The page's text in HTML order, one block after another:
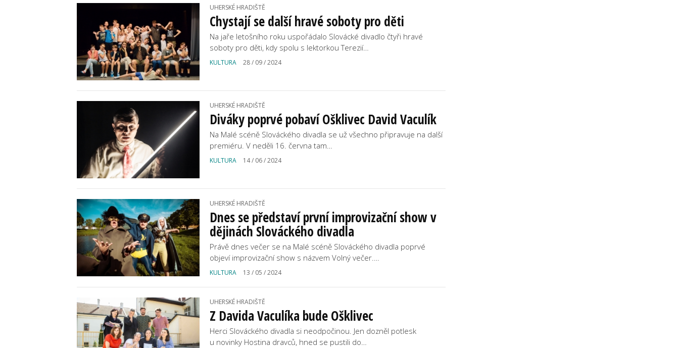
UHERSKÉ HRADIŠTĚ
Chystají se další hravé soboty pro děti
Na jaře letošního roku uspořádalo Slovácké divadlo čtyři hravé
soboty pro děti, kdy spolu s lektorkou Terezií…
KULTURA 28 / 09 / 2024
UHERSKÉ HRADIŠTĚ
Diváky poprvé pobaví Ošklivec David Vaculík
Na Malé scéně Slováckého divadla se už všechno připravuje na další
premiéru. V neděli 16. června tam…
KULTURA 14 / 06 / 2024
UHERSKÉ HRADIŠTĚ
Dnes se představí první improvizační show v
dějinách Slováckého divadla
Právě dnes večer se na Malé scéně Slováckého divadla poprvé
objeví improvizační show s názvem Volný večer.…
KULTURA 13 / 05 / 2024
UHERSKÉ HRADIŠTĚ
Z Davida Vaculíka bude Ošklivec
Herci Slováckého divadla si neodpočinou. Jen dozněl potlesk
u novinky Hostina dravců, hned se pustili do…